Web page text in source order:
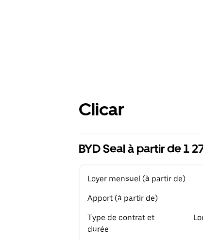
Clicar
BYD Seal à partir de 1
Loyer mensuel (à partir de)
Apport (à partir de)
Type de contrat et
durée